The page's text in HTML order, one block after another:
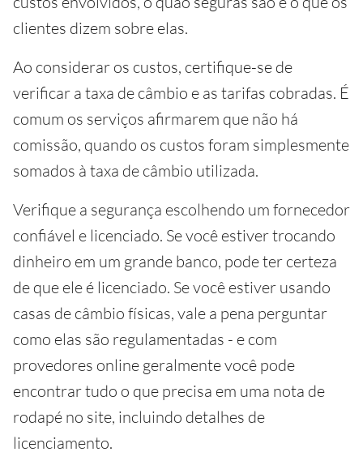
clientes dizem sobre elas.
Ao considerar os custos, certifique-se de
verificar a taxa de câmbio e as tarifas cobradas. É
comum os serviços afirmarem que não há
comissão, quando os custos foram simplesmente
somados à taxa de câmbio utilizada.
Verifique a segurança escolhendo um fornecedor
confiável e licenciado. Se você estiver trocando
dinheiro em um grande banco, pode ter certeza
de que ele é licenciado. Se você estiver usando
casas de câmbio físicas, vale a pena perguntar
como elas são regulamentadas - e com
provedores online geralmente você pode
encontrar tudo o que precisa em uma nota de
rodapé no site, incluindo detalhes de
licenciamento.